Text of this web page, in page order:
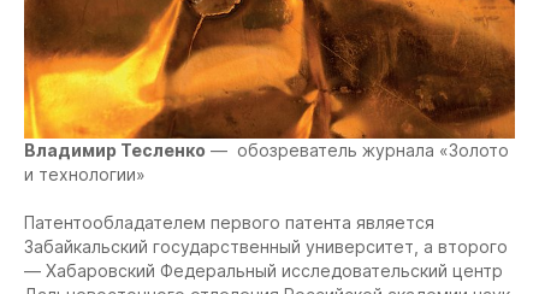
Владимир Тесленко — обозреватель журнала «Золото
и технологии»
Патентообладателем первого патента является
Забайкальский государственный университет, а второго
— Хабаровский Федеральный исследовательский центр